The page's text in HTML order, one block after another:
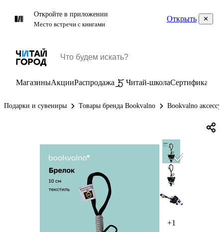
Откройте в приложении
Место встречи с книгами
Открыть
МагазиныАкцииРаспродажа Читай-школаСертификаты
Подарки и сувениры Товары бренда Bookvalno Bookvalno
+1